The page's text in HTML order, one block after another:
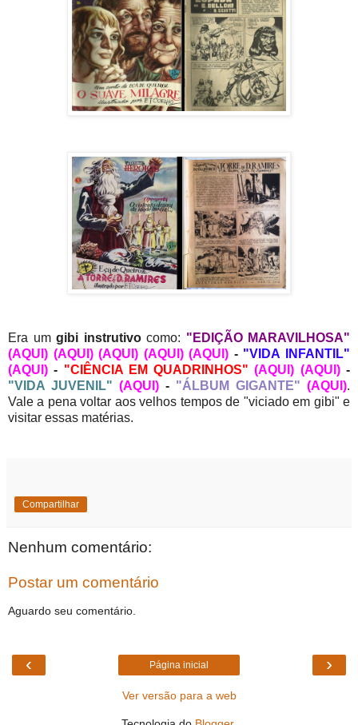
Era um gibi instrutivo como: "EDIÇÃO MARAVILHOSA"
(AQUI) (AQUI) (AQUI) (AQUI) (AQUI) - "VIDA INFANTIL"
(AQUI) - "CIÊNCIA EM QUADRINHOS" (AQUI) (AQUI)-
"VIDA JUVENIL" (AQUI) - "ÁLBUM GIGANTE" (AQUI).
Vale a pena voltar aos velhos tempos de "viciado em gibi" e
visitar essas matérias.
Compartilhar
Nenhum comentário:
Postar um comentário
Aguardo seu comentário.
‹ ›
Página inicial
Ver versão para a web